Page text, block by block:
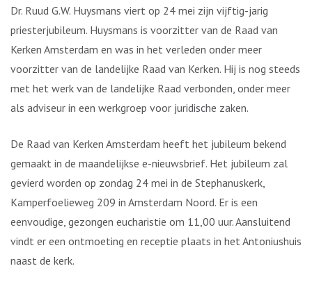
Dr. Ruud G.W. Huysmans viert op 24 mei zijn vijftig-jarig
priesterjubileum. Huysmans is voorzitter van de Raad van
Kerken Amsterdam en was in het verleden onder meer
voorzitter van de landelijke Raad van Kerken. Hij is nog steeds
met het werk van de landelijke Raad verbonden, onder meer
als adviseur in een werkgroep voor juridische zaken.
De Raad van Kerken Amsterdam heeft het jubileum bekend
gemaakt in de maandelijkse e-nieuwsbrief. Het jubileum zal
gevierd worden op zondag 24 mei in de Stephanuskerk,
Kamperfoelieweg 209 in Amsterdam Noord. Er is een
eenvoudige, gezongen eucharistie om 11,00 uur. Aansluitend
vindt er een ontmoeting en receptie plaats in het Antoniushuis
naast de kerk.